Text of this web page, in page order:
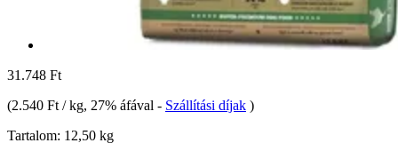
31.748 Ft
(2.540 Ft / kg, 27% áfával - Szállítási díjak )
Tartalom: 12,50 kg